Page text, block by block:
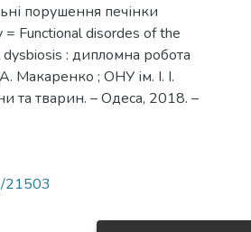
порушення печінки
= Functional disordes of the
: дипломна робота
Макаренко ; ОНУ ім. І. І.
та тварин. – Одеса, 2018. –
21503